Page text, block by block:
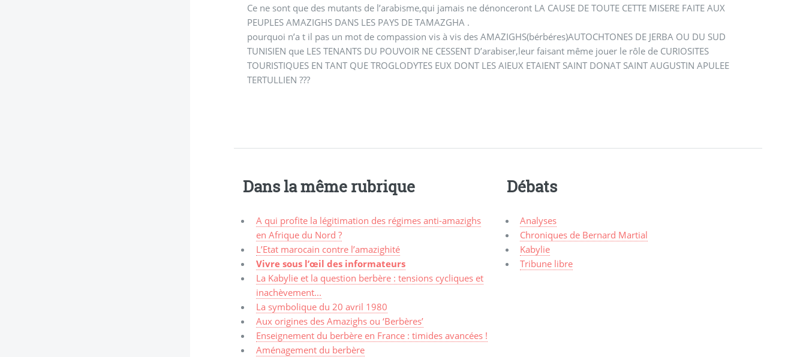
Ce ne sont que des mutants de l’arabisme,qui jamais ne dénonceront LA CAUSE DE TOUTE CETTE MISERE FAITE AUX
PEUPLES AMAZIGHS DANS LES PAYS DE TAMAZGHA .
pourquoi n’a t il pas un mot de compassion vis à vis des AMAZIGHS(bérbéres)AUTOCHTONES DE JERBA OU DU SUD
TUNISIEN que LES TENANTS DU POUVOIR NE CESSENT D’arabiser,leur faisant même jouer le rôle de CURIOSITES
TOURISTIQUES EN TANT QUE TROGLODYTES EUX DONT LES AIEUX ETAIENT SAINT DONAT SAINT AUGUSTIN APULEE
TERTULLIEN ???
Dans la même rubrique
A qui profite la légitimation des régimes anti-amazighs
en Afrique du Nord ?
L’Etat marocain contre l’amazighité
Vivre sous l’œil des informateurs
La Kabylie et la question berbère : tensions cycliques et
inachèvement...
La symbolique du 20 avril 1980
Aux origines des Amazighs ou ‘Berbères’
Enseignement du berbère en France : timides avancées !
Aménagement du berbère
Débats
Analyses
Chroniques de Bernard Martial
Kabylie
Tribune libre